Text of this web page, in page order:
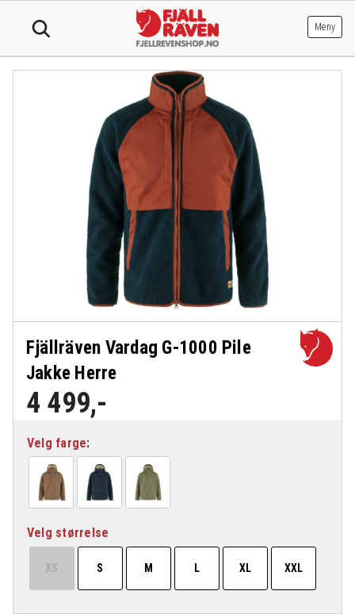
Meny
Fjällräven Vardag G-1000 Pile
Jakke Herre
4 499,-
Velg farge
Velg størrelse
XS S M L XL XXL